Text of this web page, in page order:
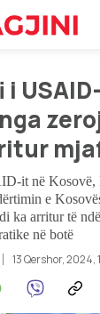
it në Kosovë,
e
ka arritur të
në botë
13 Qershor, 2024,